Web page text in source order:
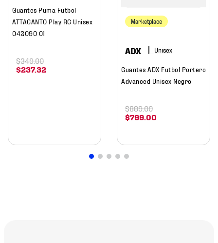
Guantes Puma Futbol
ATTACANTO Play RC Unisex
042090 01
$237.32
$349.00
Marketplace
ADX
Guantes ADX Futbol Portero
Advanced Unisex Negro
$799.00
$889.00